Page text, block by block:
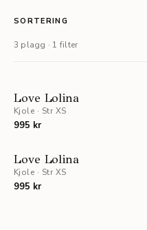
SORTERING
3 plagg · 1 filter
Love Lolina
Kjole · Str XS
995 kr
Love Lolina
Kjole · Str XS
995 kr